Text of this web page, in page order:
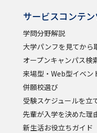
学問検
学問の教科書 夢ナビライ
サービスコンテン
学問分野解説
大学パンフを見てから
オープンキャンパス検
来場型・Web型イベン
併願校選び
受験スケジュールを立
先輩が入学を決めた理
新生活お役立ちガイド